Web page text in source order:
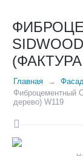
Главная
Фиброцементный
дерево) W119